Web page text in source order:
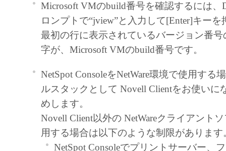
に対して「本ソフトウェア」を使
きますが、かかるコンピュータの
上の義務および条件を遵守させる
行に関し全責任を負うことを条件
お客様は、上記(1)に基づいて「本
使用するためのバックアップとし
ェア」を１部、複製することがで
上記(1)および(2)に定める場合を除
たはキヤノンのライセンサーのい
も、明示たると黙示たるとを問わ
Microsoft VMのbuild番号を確認するには、
ロンプトで“jview”と入力して[Enter]キーを
最初の行に表示されているバージョン番
字が、Microsoft VMのbuild番号です。
NetSpot ConsoleをNetWare環境で使用する
ルスタックとして Novell Clientをお使いに
めします。
Novell Client以外の NetWareクライアント
用する場合は以下のような制限があります
NetSpot Consoleでプリントサーバー、